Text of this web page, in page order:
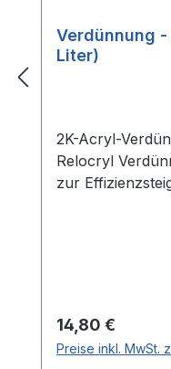
Verdünnung -
Liter)
2K-Acryl-
Relocryl
zur
Verschlucken
Regulärer Preis:
14,80 €
Preise inkl. MwSt.